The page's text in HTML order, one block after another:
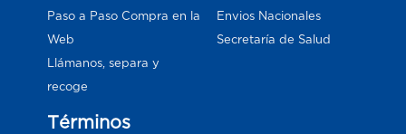
Paso a Paso Compra en la
Web
Llámanos, separa y
recoge
Envios Nacionales
Secretaría de Salud
Términos